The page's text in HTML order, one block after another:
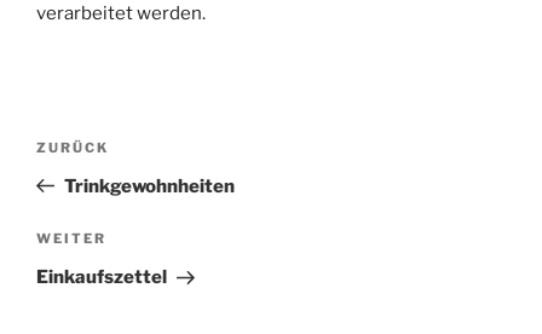
verarbeitet werden.
Beitragsnavigation
Vorheriger
Beitrag
ZURÜCK
Trinkgewohnheiten
Nächster
Beitrag
WEITER
Einkaufszettel